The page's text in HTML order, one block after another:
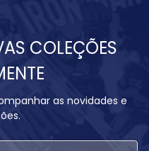
COLEÇÕES
as novidades e